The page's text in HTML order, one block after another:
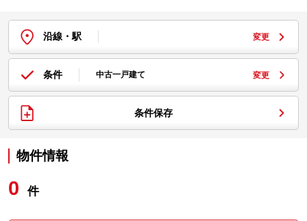
沿線・駅 変更
条件 中古一戸建て 変更
条件保存
物件情報
0 件